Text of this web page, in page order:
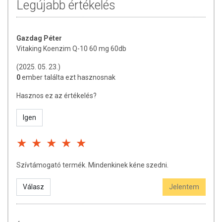
időpontot.
tartandó.
Forgalmazza: Vitaking
A termék nem helyettesíti a kiegyensúlyozott, vegyes étrendet és
A termék nem az orvosi kezelés helyettesítésére alkalmas!
ajánlott napi fogyasztási mennyiséget ne lépje túl! Ne szedje a
készítményt, ha az összetevők bármelyikére érzékeny vagy
Legújabb értékelés
Gazdag Péter
Vitaking Koenzim Q-10 60 mg 60db
(2025. 05. 23.)
0ember találta ezt hasznosnak
Hasznos ez az értékelés?
Igen
Szívtámogató termék. Mindenkinek kéne szedni.
Válasz Jelentem